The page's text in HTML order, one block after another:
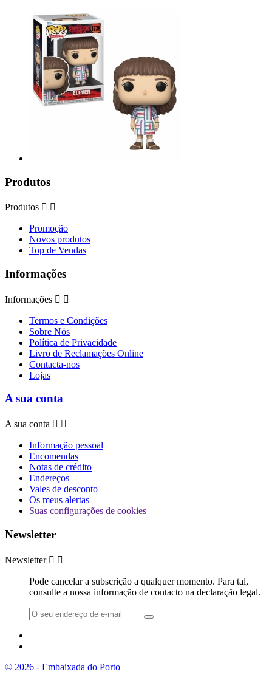
Produtos
Produtos  
Promoção
Novos produtos
Top de Vendas
Informações
Informações  
Termos e Condições
Sobre Nós
Política de Privacidade
Livro de Reclamações Online
Contacta-nos
Lojas
A sua conta
A sua conta  
Informação pessoal
Encomendas
Notas de crédito
Endereços
Vales de desconto
Os meus alertas
Suas configurações de cookies
Newsletter
Newsletter  
Pode cancelar a subscrição a qualquer momento. Para tal,
consulte a nossa informação de contacto na declaração legal.
© 2026 - Embaixada do Porto